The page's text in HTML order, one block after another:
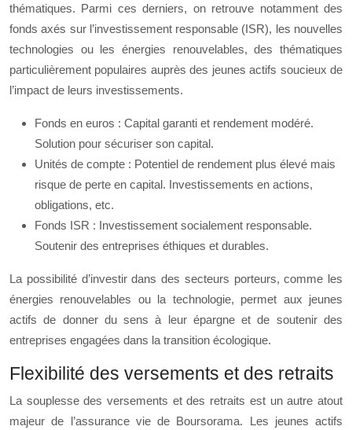
thématiques. Parmi ces derniers, on retrouve notamment des
fonds axés sur l’investissement responsable (ISR), les nouvelles
technologies ou les énergies renouvelables, des thématiques
particulièrement populaires auprès des jeunes actifs soucieux de
l’impact de leurs investissements.
Fonds en euros : Capital garanti et rendement modéré.
Solution pour sécuriser son capital.
Unités de compte : Potentiel de rendement plus élevé mais
risque de perte en capital. Investissements en actions,
obligations, etc.
Fonds ISR : Investissement socialement responsable.
Soutenir des entreprises éthiques et durables.
La possibilité d’investir dans des secteurs porteurs, comme les
énergies renouvelables ou la technologie, permet aux jeunes
actifs de donner du sens à leur épargne et de soutenir des
entreprises engagées dans la transition écologique.
Flexibilité des versements et des retraits
La souplesse des versements et des retraits est un autre atout
majeur de l’assurance vie de Boursorama. Les jeunes actifs